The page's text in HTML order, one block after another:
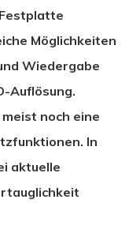
Möglichkeiten
Wiedergabe
Auflösung.
noch eine
In
aktuelle